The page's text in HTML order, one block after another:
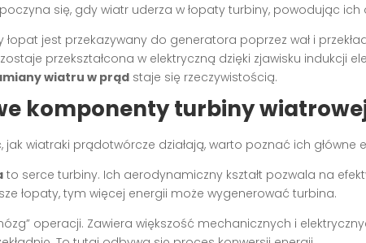
się, gdy wiatr uderza w łopaty turbiny, powodując ich
łopat jest przekazywany do generatora poprzez wał i
przekształcona w elektryczną dzięki zjawisku indukcji
wiatru w prąd staje się rzeczywistością.
komponenty turbiny
jak wiatraki prądotwórcze działają, warto poznać ich główne
to serce turbiny. Ich aerodynamiczny kształt pozwala na
łopaty, tym więcej energii może wygenerować turbina.
operacji. Zawiera większość mechanicznych i